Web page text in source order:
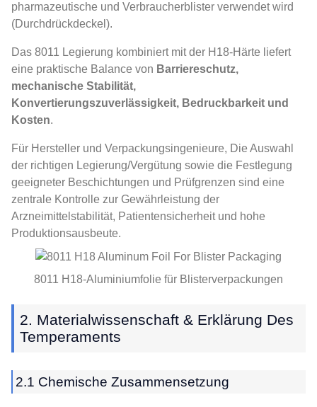
pharmazeutische und Verbraucherblister verwendet wird
(Durchdrückdeckel).
Das 8011 Legierung kombiniert mit der H18-Härte liefert
eine praktische Balance von Barriereschutz,
mechanische Stabilität,
Konvertierungszuverlässigkeit, Bedruckbarkeit und
Kosten.
Für Hersteller und Verpackungsingenieure, Die Auswahl
der richtigen Legierung/Vergütung sowie die Festlegung
geeigneter Beschichtungen und Prüfgrenzen sind eine
zentrale Kontrolle zur Gewährleistung der
Arzneimittelstabilität, Patientensicherheit und hohe
Produktionsausbeute.
8011 H18-Aluminiumfolie für Blisterverpackungen
2. Materialwissenschaft & Erklärung Des
Temperaments
2.1 Chemische Zusammensetzung